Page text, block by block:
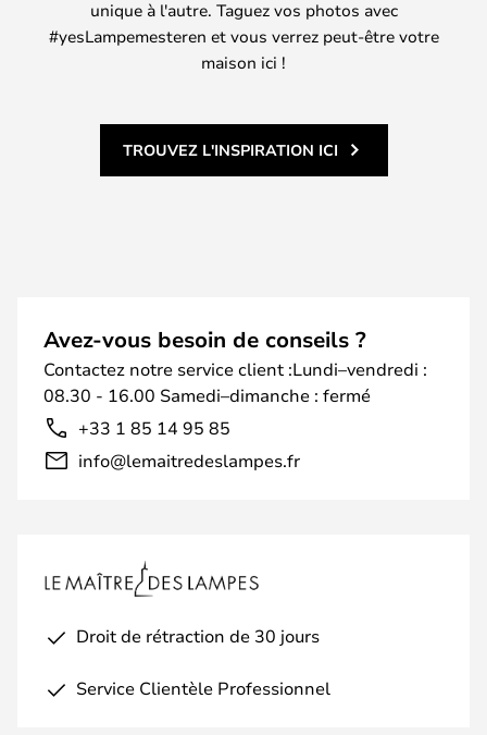
unique à l'autre. Taguez vos photos avec
#yesLampemesteren et vous verrez peut-être votre
maison ici !
TROUVEZ L'INSPIRATION ICI
Avez-vous besoin de conseils ?
Contactez notre service client :Lundi–vendredi :
08.30 - 16.00 Samedi–dimanche : fermé
+33 1 85 14 95 85
info@lemaitredeslampes.fr
Droit de rétraction de 30 jours
Service Clientèle Professionnel